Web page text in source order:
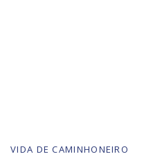
VIDA DE CAMINHONEIRO